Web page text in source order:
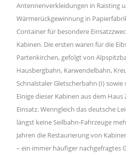
Antennenverkleidungen in Raisting
Wärmerückgewinnung in
Container für besondere
Kabinen. Die ersten waren für die
Partenkirchen, gefolgt von
Hausbergbahn, Karwendelbahn,
Schnalstaler Gletscherbahn (I)
Einige dieser Kabinen aus dem Haus
Einsatz. Wenngleich das deutsche
längst keine Seilbahn-Fahrzeuge
Jahren die Restaurierung von
– ein immer häufiger nachgefragtes